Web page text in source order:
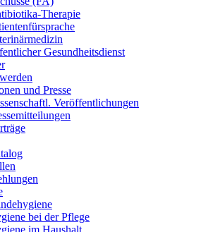
Therapie
Gesundheitsdienst
und Presse
Veröffentlichungen
bei der Pflege